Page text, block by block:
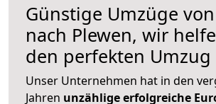
Günstige Umzüge
nach Plewen, wir
den perfekten Umzug
Unser Unternehmen hat in den
Jahren unzählige erfolgreiche